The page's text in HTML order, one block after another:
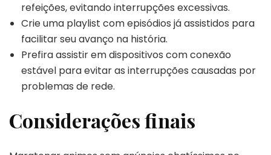
refeições, evitando interrupções excessivas.
Crie uma playlist com episódios já assistidos para
facilitar seu avanço na história.
Prefira assistir em dispositivos com conexão
estável para evitar as interrupções causadas por
problemas de rede.
Considerações finais